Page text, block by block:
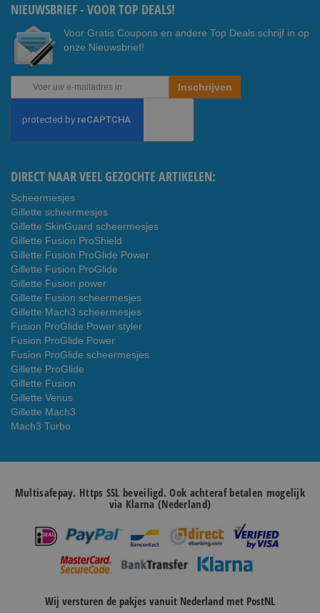
NIEUWSBRIEF - VOOR TOP DEALS!
Voor Gratis Coupons en andere Top Deals schrijf in op
onze Nieuwsbrief!
Abonneer
u
onze
nieuwsbrief
Inschrijven
DIRECT NAAR VEEL GEZOCHTE ARTIKELEN:
Scheermesjes
Gillette scheermesjes
Gillette SkinGuard scheermesjes
Gillette Fusion ProShield
Gillette Fusion ProGlide Power
Gillette Fusion ProGlide
Gillette Fusion power
Gillette Fusion scheermesjes
Gillette Mach3 scheermesjes
Fusion ProGlide Power styler
Fusion ProGlide Power
Fusion ProGlide scheermesjes
Gillette ProGlide
Gillette Fusion
Gillette Venus
Gillette Mach3
Mach3 Turbo
Multisafepay. Https SSL beveiligd. Ook achteraf betalen mogelijk
via Klarna (Nederland)
Wij versturen de pakjes vanuit Nederland met PostNL